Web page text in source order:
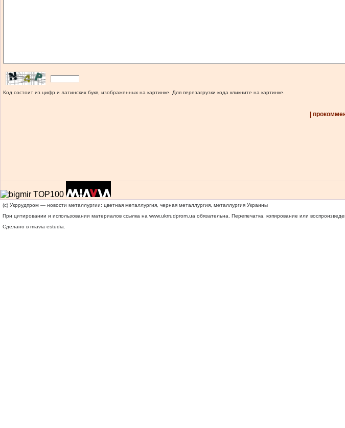
Код состоит из цифр и латинских букв, изображенных на картинке. Для перезагрузки кода кликните на картинке.
|
(c) Укррудпром — новости металлургии: цветная металлургия, черная металлургия, металлургия Украины
При цитировании и использовании материалов ссылка на www.ukrrudprom.ua обязательна. Перепечатка, копирование или
Сделано в miavia estudia.